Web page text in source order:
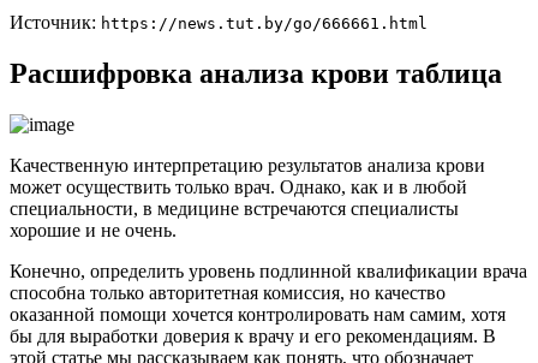
Источник: https://news.tut.by/go/666661.html
Расшифровка анализа крови таблица
Качественную интерпретацию результатов анализа крови
может осуществить только врач. Однако, как и в любой
специальности, в медицине встречаются специалисты
хорошие и не очень.
Конечно, определить уровень подлинной квалификации врача
способна только авторитетная комиссия, но качество
оказанной помощи хочется контролировать нам самим, хотя
бы для выработки доверия к врачу и его рекомендациям. В
этой статье мы рассказываем как понять, что обозначает